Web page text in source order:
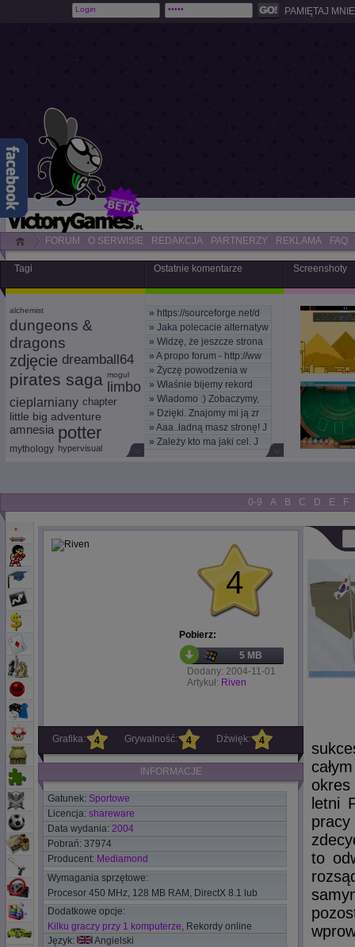
PAMIĘTAJ
FORUM O SERWISIE REDAKCJA PARTNERZY REKLAMA FAQ
Tagi Ostatnie komentarze Screenshoty
alchemist
dungeons &
dragons
zdjęcie dreamball64
pirates saga mogul
limbo
cieplarniany chapter
little big adventure
amnesia potter
mythology hypervisual
» https://sourceforge.net/d
» Jaka polecacie alternatyw
» Widzę, że jeszcze strona
» A propo forum - http://ww
» Życzę powodzenia w
nowym
» Właśnie bijemy rekord
kom
» Wiadomo :) Zobaczymy,
moż
» Dzięki. Znajomy mi ją zr
» Aaa..ładną masz stronę! J
» Zależy kto ma jaki cel. J
0-9 A B C D E F
4
Pobierz:
5 MB
Dodany: 2004-11-01
Artykuł: Riven
Grafika: 4 Grywalność: 4 Dźwięk: 4
INFORMACJE
Gatunek: Sportowe
Licencja: shareware
Data wydania: 2004
Pobrań: 37974
Producent: Mediamond
Wymagania sprzętowe:
Procesor 450 MHz, 128 MB RAM, DirectX 8.1 lub
nowszy.
Dodatkowe opcje:
Kilku graczy przy 1 komputerze, Rekordy online
Język:
Angielski
letni
to